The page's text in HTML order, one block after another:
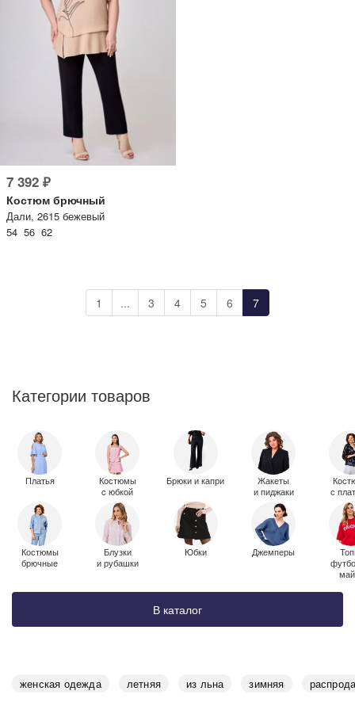
7 392 ₽
Костюм брючный
Дали, 2615 бежевый
54 56 62
1 ... 3 4 5 6 7
Категории товаров
Платья
Костюмы
брючные
Костюмы
c юбкой
Блузки
и рубашки
Брюки и капри
Юбки
Жакеты
и пиджаки
Джемперы
с
В каталог
женская одежда летняя из льна зимняя